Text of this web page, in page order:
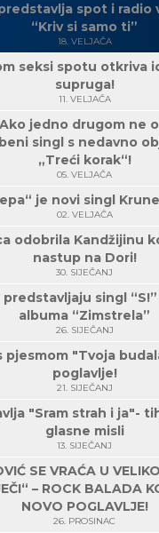
spot i radio
“Kriv si samo ti”
18. VELJAČA
seksi spotu otkriva
supruga!
11. VELJAČA
jedno drugom ne
singl s nedavno
„Treći korak“!
05. VELJAČA
je novi singl
02. VELJAČA
odobrila Kandžijinu
nastup na Dori!
30. SIJEČANJ
singl
albuma “Zimstrela”
26. SIJEČANJ
pjesmom "Tvoja
poglavlje!
21. SIJEČANJ
"Sram strah i ja"-
glasne misli
13. SIJEČANJ
SE VRAĆA U
– ROCK BALADA
NOVO POGLAVLJE!
26. PROSINAC